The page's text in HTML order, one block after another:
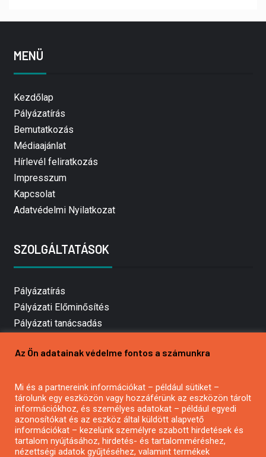
MENÜ
Kezdőlap
Pályázatírás
Bemutatkozás
Médiaajánlat
Hírlevél feliratkozás
Impresszum
Kapcsolat
Adatvédelmi Nyilatkozat
SZOLGÁLTATÁSOK
Pályázatírás
Pályázati Előminősítés
Pályázati tanácsadás
Mezőgazdasági pályázatírás
Pályázatírás civil szervezeteknek
Pályázatírás önkormányzatoknak
Pályázatfigyelés
Specifikus pályázatfigyelés vagy hírlevél
Az Ön adatainak védelme fontos a számunkra
Mi és a partnereink információkat – például sütiket –
tárolunk egy eszközön vagy hozzáférünk az eszközön tárolt
információkhoz, és személyes adatokat – például egyedi
azonosítókat és az eszköz által küldött alapvető
információkat – kezelünk személyre szabott hirdetések és
tartalom nyújtásához, hirdetés- és tartalomméréshez,
nézettségi adatok gyűjtéséhez, valamint termékek